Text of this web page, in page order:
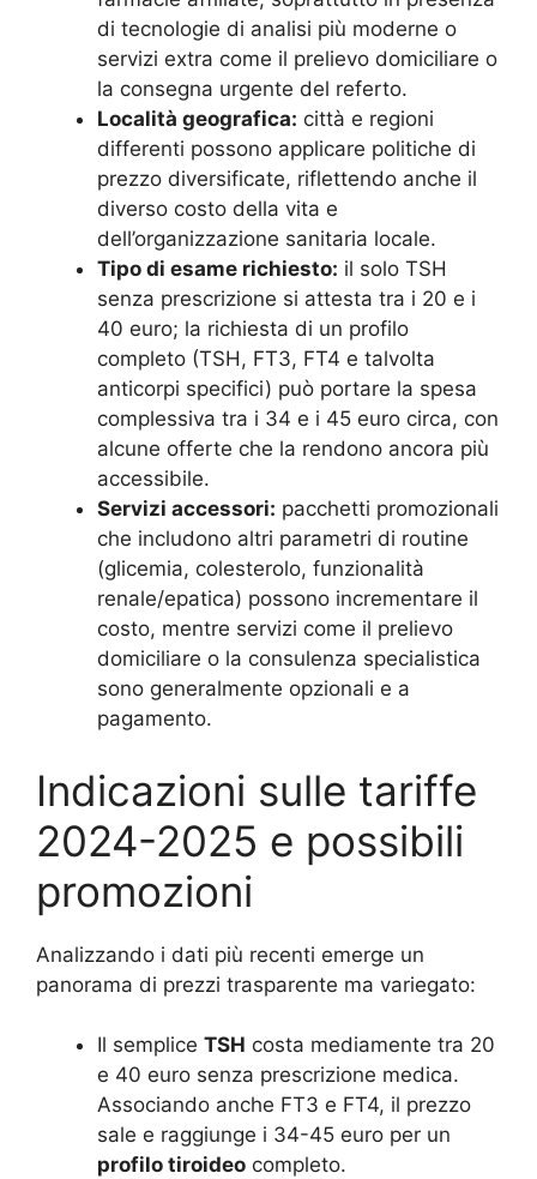
di tecnologie di analisi più moderne o
servizi extra come il prelievo domiciliare o
la consegna urgente del referto.
Località geografica: città e regioni
differenti possono applicare politiche di
prezzo diversificate, riflettendo anche il
diverso costo della vita e
dell’organizzazione sanitaria locale.
Tipo di esame richiesto: il solo TSH
senza prescrizione si attesta tra i 20 e i
40 euro; la richiesta di un profilo
completo (TSH, FT3, FT4 e talvolta
anticorpi specifici) può portare la spesa
complessiva tra i 34 e i 45 euro circa, con
alcune offerte che la rendono ancora più
accessibile.
Servizi accessori: pacchetti promozionali
che includono altri parametri di routine
(glicemia, colesterolo, funzionalità
renale/epatica) possono incrementare il
costo, mentre servizi come il prelievo
domiciliare o la consulenza specialistica
sono generalmente opzionali e a
pagamento.
Indicazioni sulle tariffe
2024-2025 e possibili
promozioni
Analizzando i dati più recenti emerge un
panorama di prezzi trasparente ma variegato:
Il semplice TSH costa mediamente tra 20
e 40 euro senza prescrizione medica.
Associando anche FT3 e FT4, il prezzo
sale e raggiunge i 34-45 euro per un
profilo tiroideo completo.